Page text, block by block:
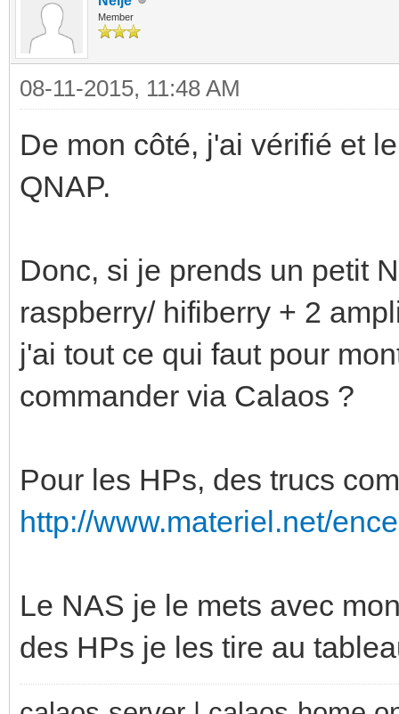
Member
08-11-2015, 11:48 AM
De mon côté, j'ai vérifié et
QNAP.
Donc, si je prends un petit
raspberry/ hifiberry + 2
j'ai tout ce qui faut pour
commander via Calaos ?
Pour les HPs, des trucs
http://www.materiel.net/
Le NAS je le mets avec
des HPs je les tire au